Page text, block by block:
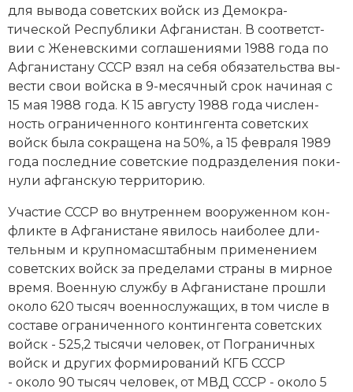
для вы­во­да советских войск из Де­мо­кра­
тической Рес­пуб­ли­ки Аф­га­ни­стан. В со­от­вет­ст­
вии с Же­нев­ски­ми со­гла­ше­ния­ми 1988 года по
Аф­га­ни­ста­ну СССР взял на се­бя обя­за­тель­ст­ва вы­
вес­ти свои вой­ска в 9-ме­сяч­ный срок на­чи­ная с
15 мая 1988 года. К 15 августу 1988 года чис­лен­
ность ограниченного контингента советских
войск бы­ла со­кра­ще­на на 50%, а 15 февраля 1989
года по­след­ние советские под­раз­де­ле­ния по­ки­
ну­ли афганскую тер­ри­то­рию.
Уча­стие СССР во внутреннем воо­руженном кон­
флик­те в Аф­га­ни­ста­не яви­лось наи­бо­лее дли­
тель­ным и круп­но­мас­штаб­ным при­ме­не­ни­ем
советских войск за пре­де­ла­ми стра­ны в мир­ное
вре­мя. Во­енную служ­бу в Аф­га­ни­ста­не про­шли
около 620 тысяч во­ен­но­слу­жа­щих, в том числе в
со­ста­ве ограниченного контингента советских
войск - 525,2 тысячи человек, от По­гра­нич­ных
войск и других фор­ми­ро­ва­ний КГБ СССР
- около 90 тысяч человек, от МВД СССР - около 5